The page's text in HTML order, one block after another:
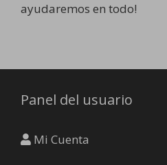
ayudaremos en todo!
Panel del usuario
Mi Cuenta